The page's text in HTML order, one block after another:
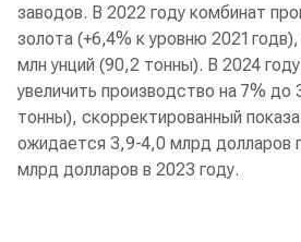
заводов. В 2022 году комбинат
золота (+6,4% к уровню 2021
млн унций (90,2 тонны). В 2024
увеличить производство на 7% до
тонны), скорректированный
ожидается 3,9-4,0 млрд долларов
млрд долларов в 2023 году.